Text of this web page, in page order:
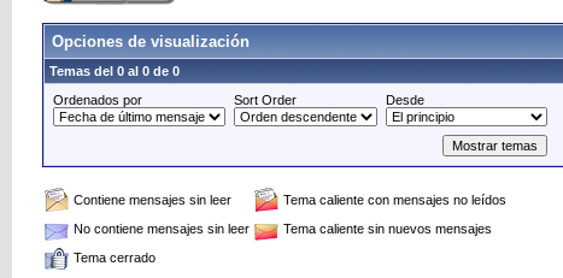
Opciones de visualización
Temas del 0 al 0 de 0
Ordenados por
Sort Order Desde
Contiene mensajes sin leer
Tema caliente con mensajes no leídos
No contiene mensajes sin leer
Tema caliente sin nuevos mensajes
Tema cerrado